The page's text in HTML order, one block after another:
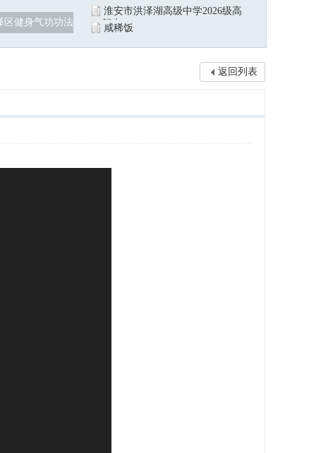
区健身气功功法
淮安市洪泽湖高级中学2026级高
一新生
咸稀饭
返回列表